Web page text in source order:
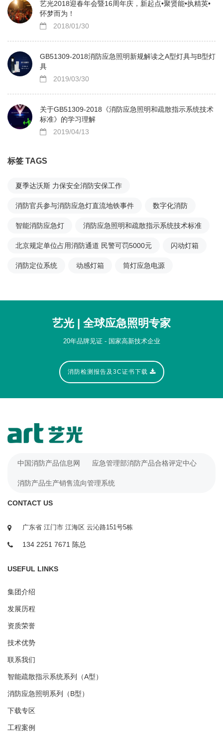
艺光2018迎春年会暨16周年庆，新起点•聚贤能•执精英•
怀梦而为！
2018/01/30
GB51309-2018消防应急照明新规解读之A型灯具与B型灯
具
2019/03/30
关于GB51309-2018《消防应急照明和疏散指示系统技术
标准》的学习理解
2019/04/13
标签 TAGS
夏季达沃斯 力保安全消防安保工作
消防官兵参与消防应急灯直流地铁事件 数字化消防
智能消防应急灯 消防应急照明和疏散指示系统技术标准
北京规定单位占用消防通道 民警可罚5000元 闪动灯箱
消防定位系统 动感灯箱 筒灯应急电源
艺光 | 全球应急照明专家
20年品牌见证 - 国家高新技术企业
消防检测报告及3C证书下载
中国消防产品信息网 应急管理部消防产品合格评定中心
消防产品生产销售流向管理系统
CONTACT US
广东省 江门市 江海区 云沁路151号5栋
134 2251 7671 陈总
USEFUL LINKS
集团介绍
发展历程
资质荣誉
技术优势
联系我们
智能疏散指示系统系列（A型）
消防应急照明系列（B型）
下载专区
工程案例